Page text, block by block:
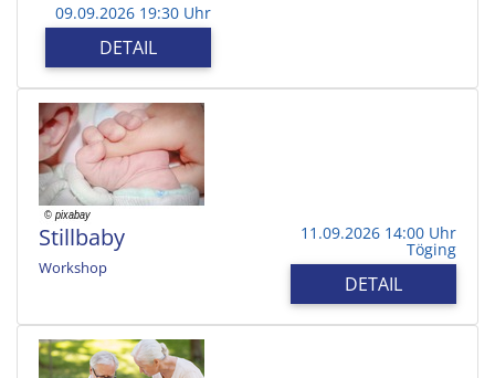
09.09.2026 19:30 Uhr
DETAIL
Stillbaby
Workshop
11.09.2026 14:00 Uhr
Töging
DETAIL